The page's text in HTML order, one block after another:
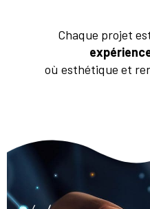
Chaque projet
où esthétique et